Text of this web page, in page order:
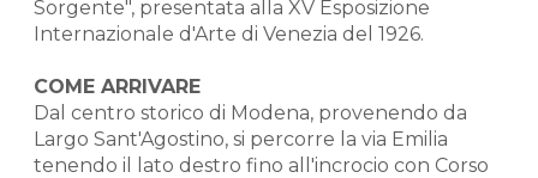
Sorgente", presentata alla XV Esposizione
Internazionale d'Arte di Venezia del 1926.
COME ARRIVARE
Dal centro storico di Modena, provenendo da
Largo Sant'Agostino, si percorre la via Emilia
tenendo il lato destro fino all'incrocio con Corso